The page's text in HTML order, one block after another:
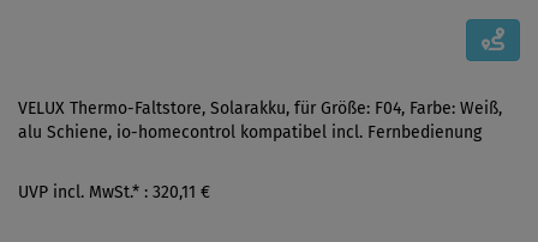
VELUX Thermo-Faltstore, Solarakku, für Größe: F04, Farbe: Weiß,
alu Schiene, io-homecontrol kompatibel incl. Fernbedienung
UVP incl. MwSt.* : 320,11 €